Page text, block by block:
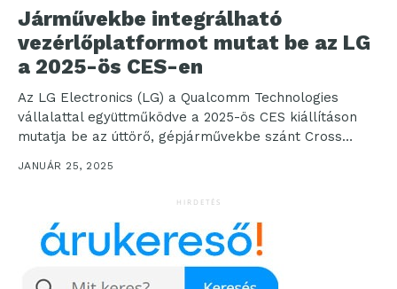
Járművekbe integrálható
vezérlőplatformot mutat be az LG
a 2025-ös CES-en
Az LG Electronics (LG) a Qualcomm Technologies
vállalattal együttműködve a 2025-ös CES kiállításon
mutatja be az úttörő, gépjárművekbe szánt Cross
Domain Controller (xDC)...
JANUÁR 25, 2025
HIRDETÉS